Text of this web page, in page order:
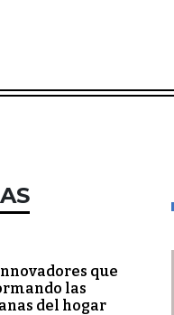
que
las
del hogar